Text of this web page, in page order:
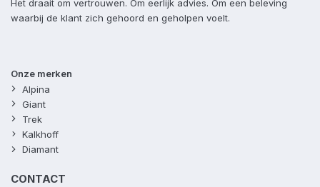
Het draait om vertrouwen. Om eerlijk advies. Om een beleving
waarbij de klant zich gehoord en geholpen voelt.
Onze merken
Alpina
Giant
Trek
Kalkhoff
Diamant
CONTACT